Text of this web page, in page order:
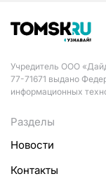
Учредитель ООО
77-71671 выдано
информационных
Разделы
Новости
Контакты